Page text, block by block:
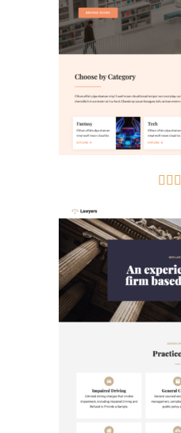
  